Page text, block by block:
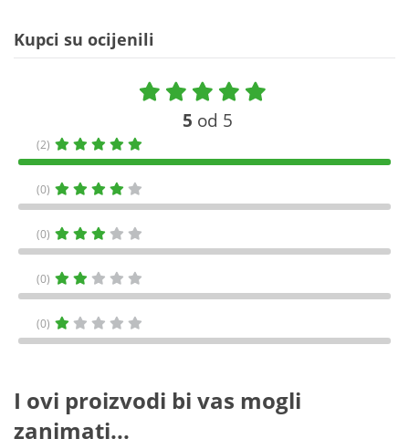
Kupci su ocijenili
5 od 5
(2)
(0)
(0)
(0)
(0)
I ovi proizvodi bi vas mogli
zanimati...